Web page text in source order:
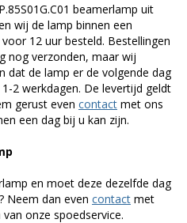
beamerlamp uit
wij de lamp binnen een
12 uur besteld. Bestellingen
nog verzonden, maar wij
dat de lamp er de volgende dag
2 werkdagen. De levertijd geldt
gerust even contact met ons
een dag bij u kan zijn.
en moet deze dezelfde dag
Neem dan even contact met
onze spoedservice.